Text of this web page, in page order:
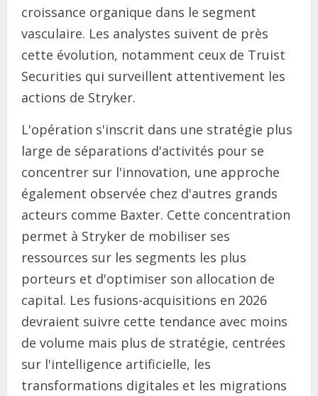
croissance organique dans le segment
vasculaire. Les analystes suivent de près
cette évolution, notamment ceux de Truist
Securities qui surveillent attentivement les
actions de Stryker.
L'opération s'inscrit dans une stratégie plus
large de séparations d'activités pour se
concentrer sur l'innovation, une approche
également observée chez d'autres grands
acteurs comme Baxter. Cette concentration
permet à Stryker de mobiliser ses
ressources sur les segments les plus
porteurs et d'optimiser son allocation de
capital. Les fusions-acquisitions en 2026
devraient suivre cette tendance avec moins
de volume mais plus de stratégie, centrées
sur l'intelligence artificielle, les
transformations digitales et les migrations